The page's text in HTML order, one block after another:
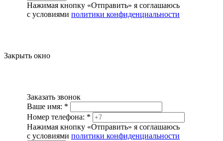
Нажимая кнопку «Отправить» я соглашаюсь
с условиями политики конфиденциальности
Закрыть окно
Заказать звонок
Ваше имя: *
Номер телефона: *
Нажимая кнопку «Отправить» я соглашаюсь
с условиями политики конфиденциальности